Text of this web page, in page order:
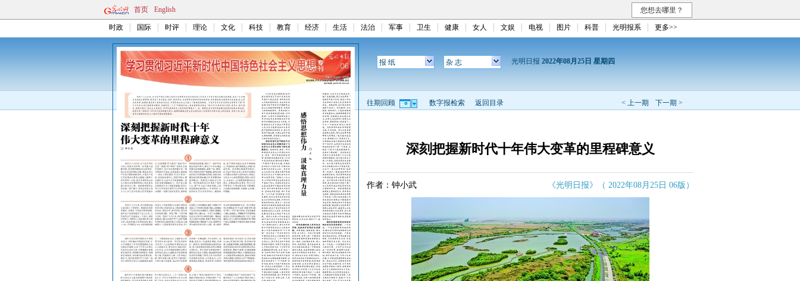
首页 English 您想去哪里？
时政 国际 时评 理论 文化 科技 教育 经济 生活 法治 军事 卫生 健康 女人 文娱 电视 图片 科普 光明报系 更多>>
报 纸 杂 志 光明日报 2022年08月25日 星期四
< 上一期 下一期 >
往期回顾 数字报检索 返回目录
深刻把握新时代十年伟大变革的里程碑意义
作者：钟小武 《光明日报》（ 2022年08月25日 06版）